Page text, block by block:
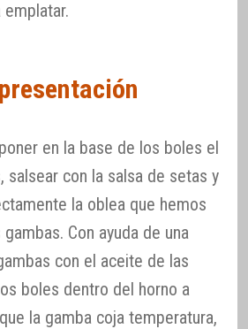
en la base de los boles el
salsear con la salsa de setas y
la oblea que hemos
Con ayuda de una
con el aceite de las
boles dentro del horno a
la gamba coja temperatura,